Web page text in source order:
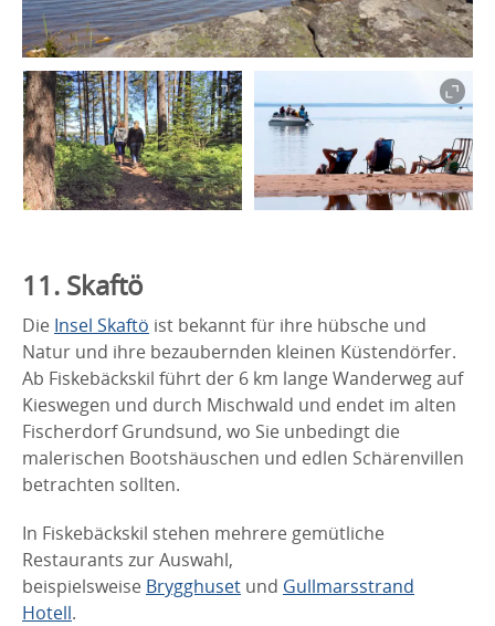
11. Skaftö
Die Insel Skaftö ist bekannt für ihre hübsche und
Natur und ihre bezaubernden kleinen Küstendörfer.
Ab Fiskebäckskil führt der 6 km lange Wanderweg auf
Kieswegen und durch Mischwald und endet im alten
Fischerdorf Grundsund, wo Sie unbedingt die
malerischen Bootshäuschen und edlen Schärenvillen
betrachten sollten.
In Fiskebäckskil stehen mehrere gemütliche
Restaurants zur Auswahl,
beispielsweise Brygghuset und Gullmarsstrand
Hotell.